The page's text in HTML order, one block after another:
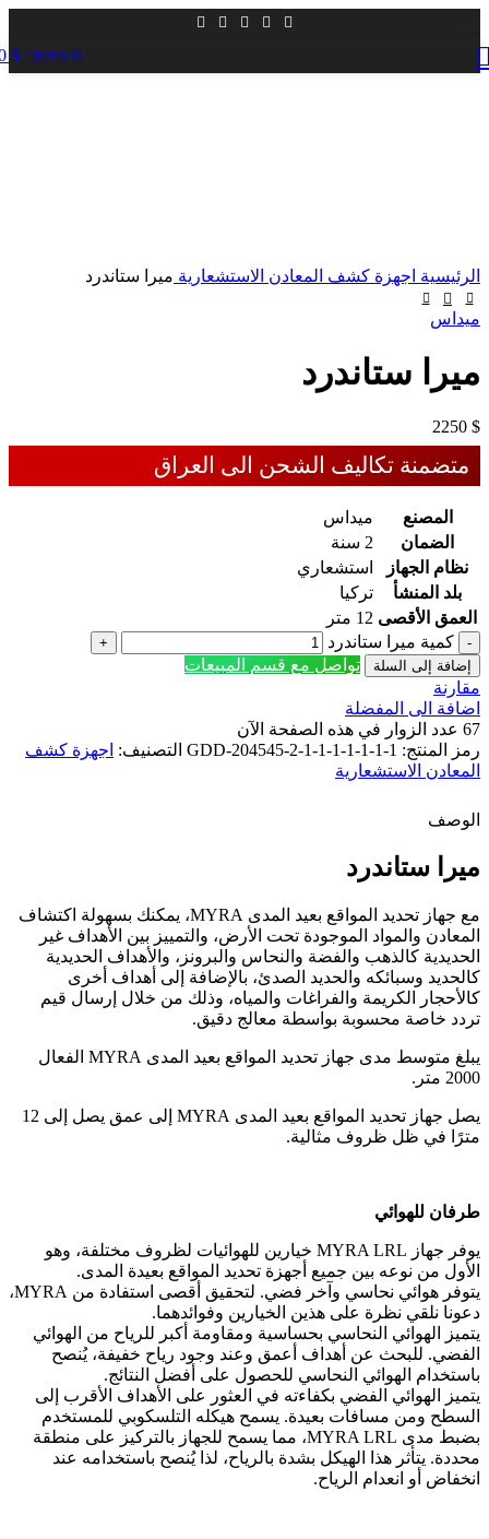
0
items
/
$
الرئيسية اجهزة كشف المعادن الاستشعارية ميرا ستاندرد
ميداس
ميرا ستاندرد
2250 $
متضمنة تكاليف الشحن الى العراق
المصنع
ميداس
الضمان
2 سنة
نظام الجهاز
استشعاري
بلد المنشأ
تركيا
العمق الأقصى 12 متر
كمية ميرا ستاندرد
إضافة إلى السلة
تواصل مع قسم المبيعات
مقارنة
اضافة الى المفضلة
67 عدد الزوار في هذه الصفحة الآن
رمز المنتج: GDD-204545-2-1-1-1-1-1-1-1 التصنيف: اجهزة كشف
المعادن الاستشعارية
الوصف
ميرا ستاندرد
مع جهاز تحديد المواقع بعيد المدى MYRA، يمكنك بسهولة اكتشاف
المعادن والمواد الموجودة تحت الأرض، والتمييز بين الأهداف غير
الحديدية كالذهب والفضة والنحاس والبرونز، والأهداف الحديدية
كالحديد وسبائكه والحديد الصدئ، بالإضافة إلى أهداف أخرى
كالأحجار الكريمة والفراغات والمياه، وذلك من خلال إرسال قيم
تردد خاصة محسوبة بواسطة معالج دقيق.
يبلغ متوسط ​​مدى جهاز تحديد المواقع بعيد المدى MYRA الفعال
2000 متر.
يصل جهاز تحديد المواقع بعيد المدى MYRA إلى عمق يصل إلى 12
مترًا في ظل ظروف مثالية.
طرفان للهوائي
يوفر جهاز MYRA LRL خيارين للهوائيات لظروف مختلفة، وهو
الأول من نوعه بين جميع أجهزة تحديد المواقع بعيدة المدى.
يتوفر هوائي نحاسي وآخر فضي. لتحقيق أقصى استفادة من MYRA،
دعونا نلقي نظرة على هذين الخيارين وفوائدهما.
يتميز الهوائي النحاسي بحساسية ومقاومة أكبر للرياح من الهوائي
الفضي. للبحث عن أهداف أعمق وعند وجود رياح خفيفة، يُنصح
باستخدام الهوائي النحاسي للحصول على أفضل النتائج.
يتميز الهوائي الفضي بكفاءته في العثور على الأهداف الأقرب إلى
السطح ومن مسافات بعيدة. يسمح هيكله التلسكوبي للمستخدم
بضبط مدى MYRA LRL، مما يسمح للجهاز بالتركيز على منطقة
محددة. يتأثر هذا الهيكل بشدة بالرياح، لذا يُنصح باستخدامه عند
انخفاض أو انعدام الرياح.